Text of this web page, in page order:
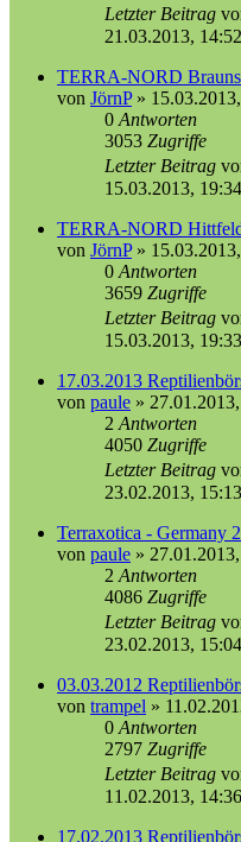
Letzter Beitrag
21.03.2013, 14:52
TERRA-NORD
von JörnP»
0 Antworten
3053 Zugriffe
Letzter Beitrag
15.03.2013, 19:34
TERRA-NORD
von JörnP»
0 Antworten
3659 Zugriffe
Letzter Beitrag
15.03.2013, 19:33
17.03.2013
von paule »
2 Antworten
4050 Zugriffe
Letzter Beitrag
23.02.2013, 15:13
Terraxotica - Germany
von paule »
2 Antworten
4086 Zugriffe
Letzter Beitrag
23.02.2013, 15:04
03.03.2012
von trampel »
0 Antworten
2797 Zugriffe
Letzter Beitrag
11.02.2013, 14:36
17.02.2013